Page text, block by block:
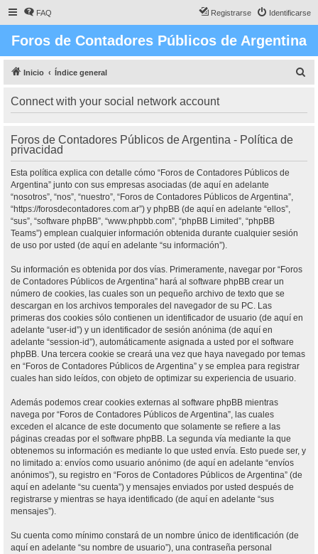
FAQ Identificarse
Registrarse
Foros de Contadores Públicos de Argentina
Inicio Índice general
Connect with your social network account
Foros de Contadores Públicos de Argentina - Política de
privacidad
Esta política explica con detalle cómo “Foros de Contadores Públicos de
Argentina” junto con sus empresas asociadas (de aquí en adelante
“nosotros”, “nos”, “nuestro”, “Foros de Contadores Públicos de Argentina”,
“https://forosdecontadores.com.ar”) y phpBB (de aquí en adelante “ellos”,
“sus”, “software phpBB”, “www.phpbb.com”, “phpBB Limited”, “phpBB
Teams”) emplean cualquier información obtenida durante cualquier sesión
de uso por usted (de aquí en adelante “su información”).
Su información es obtenida por dos vías. Primeramente, navegar por “Foros
de Contadores Públicos de Argentina” hará al software phpBB crear un
número de cookies, las cuales son un pequeño archivo de texto que se
descargan en los archivos temporales del navegador de su PC. Las
primeras dos cookies sólo contienen un identificador de usuario (de aquí en
adelante “user-id”) y un identificador de sesión anónima (de aquí en
adelante “session-id”), automáticamente asignada a usted por el software
phpBB. Una tercera cookie se creará una vez que haya navegado por temas
en “Foros de Contadores Públicos de Argentina” y se emplea para registrar
cuales han sido leídos, con objeto de optimizar su experiencia de usuario.
Además podemos crear cookies externas al software phpBB mientras
navega por “Foros de Contadores Públicos de Argentina”, las cuales
exceden el alcance de este documento que solamente se refiere a las
páginas creadas por el software phpBB. La segunda vía mediante la que
obtenemos su información es mediante lo que usted envía. Esto puede ser, y
no limitado a: envíos como usuario anónimo (de aquí en adelante “envíos
anónimos”), su registro en “Foros de Contadores Públicos de Argentina” (de
aquí en adelante “su cuenta”) y mensajes enviados por usted después de
registrarse y mientras se haya identificado (de aquí en adelante “sus
mensajes”).
Su cuenta como mínimo constará de un nombre único de identificación (de
aquí en adelante “su nombre de usuario”), una contraseña personal